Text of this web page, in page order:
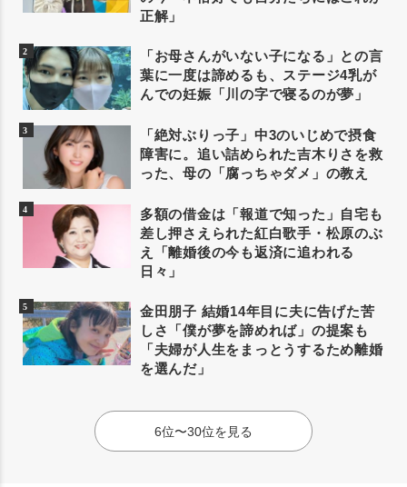
正解」
「お母さんがいない子になる」との言
葉に一度は諦めるも、ステージ4乳が
んでの妊娠「川の字で寝るのが夢」
「絶対ぶりっ子」中3のいじめで摂食
障害に。追い詰められた吉木りさを救
った、母の「腐っちゃダメ」の教え
多額の借金は「報道で知った」自宅も
差し押さえられた紅白歌手・松原のぶ
え「離婚後の今も返済に追われる
日々」
金田朋子 結婚14年目に夫に告げた苦
しさ「僕が夢を諦めれば」の提案も
「夫婦が人生をまっとうするため離婚
を選んだ」
6位〜30位を見る